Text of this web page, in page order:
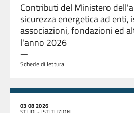
Contributi del Ministero
sicurezza energetica ad enti,
associazioni, fondazioni ed
l'anno 2026
—
Schede di lettura
03 08 2026